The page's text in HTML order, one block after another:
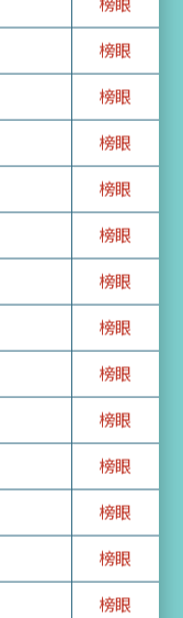
榜眼
榜眼
榜眼
榜眼
榜眼
榜眼
榜眼
榜眼
榜眼
榜眼
榜眼
榜眼
探花